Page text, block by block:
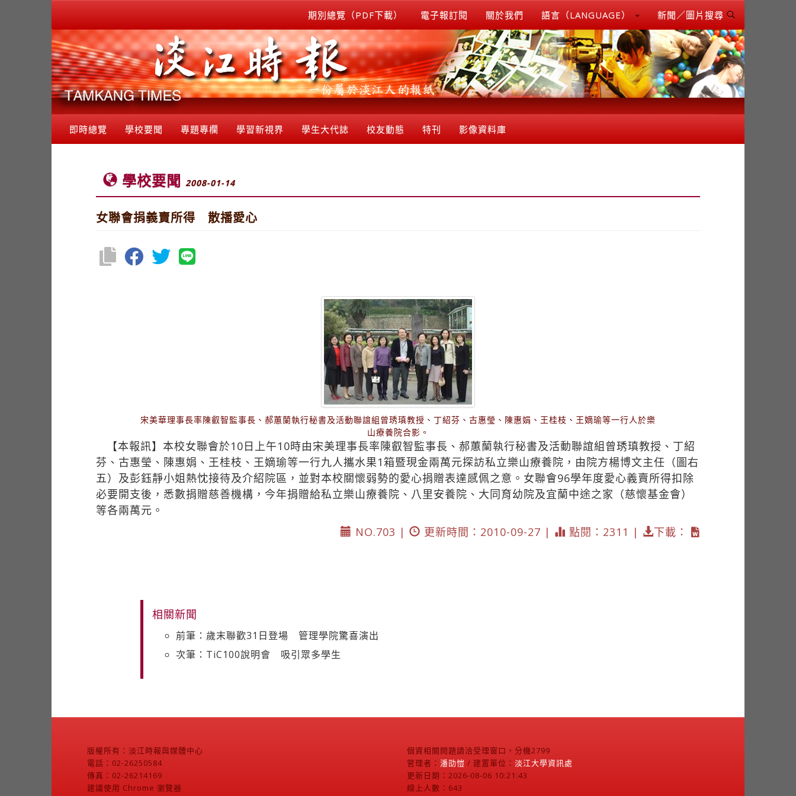
期別總覽（PDF下載） 電子報訂閱 關於我們 語言（LANGUAGE） 新聞／圖片搜尋
即時總覽 學校要聞 專題專欄 學習新視界 學生大代誌 校友動態 特刊 影像資料庫
學校要聞 2008-01-14
女聯會捐義賣所得 散播愛心
宋美華理事長率陳叡智監事長、郝蕙蘭執行秘書及活動聯誼組曾琇瑱教授、丁紹芬、古惠瑩、陳惠娟、王桂枝、王嫡瑜等一行人於樂
山療養院合影。
【本報訊】本校女聯會於10日上午10時由宋美理事長率陳叡智監事長、郝蕙蘭執行秘書及活動聯誼組曾琇瑱教授、丁紹
芬、古惠瑩、陳惠娟、王桂枝、王嫡瑜等一行九人攜水果1箱暨現金兩萬元探訪私立樂山療養院，由院方楊博文主任（圖右
五）及彭鈺靜小姐熱忱接待及介紹院區，並對本校關懷弱勢的愛心捐贈表達感佩之意。女聯會96學年度愛心義賣所得扣除
必要開支後，悉數捐贈慈善機構，今年捐贈給私立樂山療養院、八里安養院、大同育幼院及宜蘭中途之家（慈懷基金會）
等各兩萬元。
NO.703 |
更新時間：2010-09-27 | 點閱：2311 | 下載：
相關新聞
前筆：歲末聯歡31日登場 管理學院驚喜演出
次筆：TiC100說明會 吸引眾多學生
版權所有：淡江時報與媒體中心
電話：02-26250584
傳真：02-26214169
建議使用 Chrome 瀏覽器
個資相關問題請洽受理窗口，分機2799
管理者： 潘劭愷 / 建置單位： 淡江大學資訊處
更新日期：2026-08-06 10:21:43
線上人數：643